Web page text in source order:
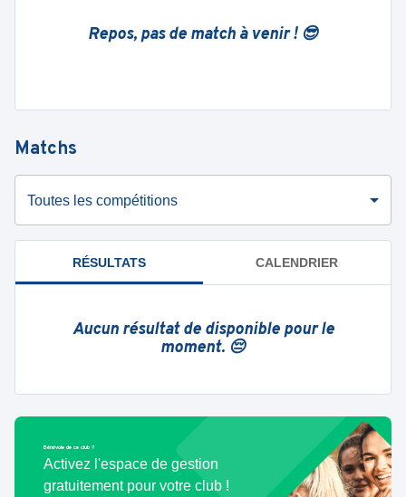
Repos, pas de match à venir ! 😎
Matchs
Toutes les compétitions
RÉSULTATS CALENDRIER
Aucun résultat de disponible pour le
moment. 😔
Bénévole de ce club ?
Activez l'espace de gestion
gratuitement pour votre club !